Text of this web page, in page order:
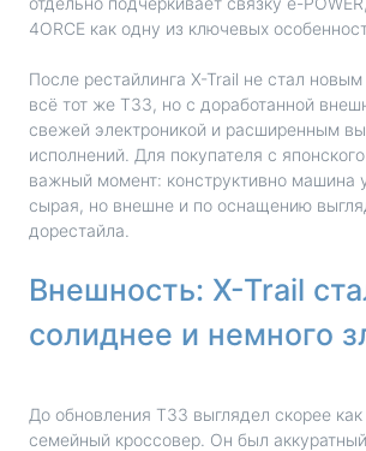
4ORCE как одну из ключевых
После рестайлинга X-Trail не стал
всё тот же T33, но с доработанной
свежей электроникой и расширенным
исполнений. Для покупателя с
важный момент: конструктивно машина
сырая, но внешне и по оснащению
дорестайла.
Внешность: X-Trail
солиднее и немного
До обновления T33 выглядел скорее как
семейный кроссовер. Он был